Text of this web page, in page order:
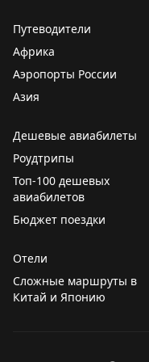
самостоятельно
с гидом,
Программа поездки
Путеводители
Африка
Аэропорты России
Азия
Дешевые авиабилеты
Роудтрипы
Топ-100 дешевых
авиабилетов
Бюджет поездки
Отели
Сложные маршруты в
Китай и Японию